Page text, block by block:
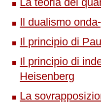
Il dualismo
Il principio di
Il principio di
Heisenberg
La